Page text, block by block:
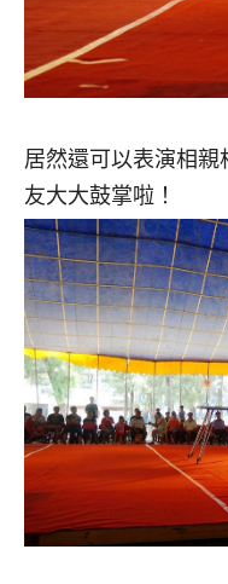
居然還可以表演相
友大大鼓掌啦！